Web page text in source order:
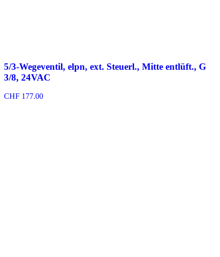
5/3-Wegeventil, elpn, ext. Steuerl., Mitte entlüft., G
3/8, 24VAC
CHF 177.00